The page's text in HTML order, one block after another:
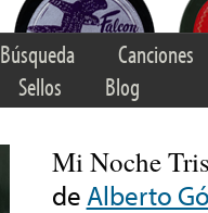
Búsqueda
Canciones
Sellos Blog
Mi Noche
de Alberto